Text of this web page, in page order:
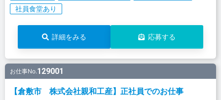
社員食堂あり
詳細をみる 応募する
お仕事No.129001
【倉敷市 株式会社親和工産】正社員でのお仕事